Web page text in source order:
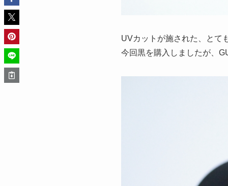
UVカットが施された、とて
今回黒を購入しましたが、